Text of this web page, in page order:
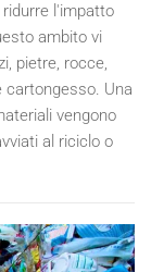
l'impatto
ambito vi
pietre, rocce,
cartongesso. Una
vengono
al riciclo o